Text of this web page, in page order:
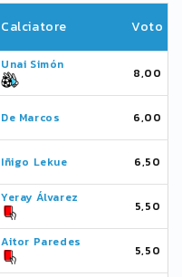
Calciatore Voto
Unai Simón
8,00
De Marcos 6,00
Iñigo Lekue 6,50
Yeray Álvarez
5,50
Aitor Paredes
5,50